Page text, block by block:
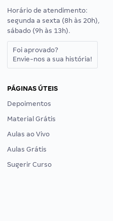
Horário de atendimento:
segunda a sexta (8h às 20h),
sábado (9h às 13h).
Foi aprovado?
Envie-nos a sua história!
PÁGINAS ÚTEIS
Depoimentos
Material Grátis
Aulas ao Vivo
Aulas Grátis
Sugerir Curso